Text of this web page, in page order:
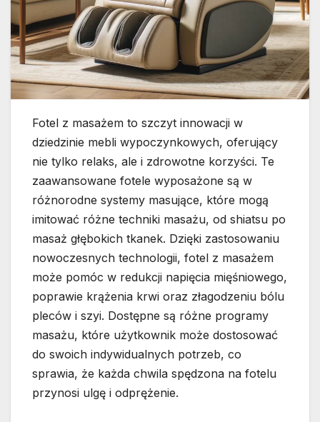
Fotel z masażem to szczyt innowacji w
dziedzinie mebli wypoczynkowych, oferujący
nie tylko relaks, ale i zdrowotne korzyści. Te
zaawansowane fotele wyposażone są w
różnorodne systemy masujące, które mogą
imitować różne techniki masażu, od shiatsu po
masaż głębokich tkanek. Dzięki zastosowaniu
nowoczesnych technologii, fotel z masażem
może pomóc w redukcji napięcia mięśniowego,
poprawie krążenia krwi oraz złagodzeniu bólu
pleców i szyi. Dostępne są różne programy
masażu, które użytkownik może dostosować
do swoich indywidualnych potrzeb, co
sprawia, że każda chwila spędzona na fotelu
przynosi ulgę i odprężenie.